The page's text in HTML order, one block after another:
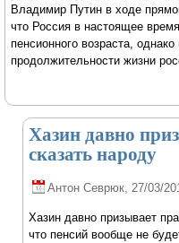
Владимир Путин в ходе
что Россия в настоящее
пенсионного возраста,
продолжительности жизни
Хазин давно
сказать народу
Антон Севрюк , 27/03/
Хазин давно призывает
что пенсий вообще не